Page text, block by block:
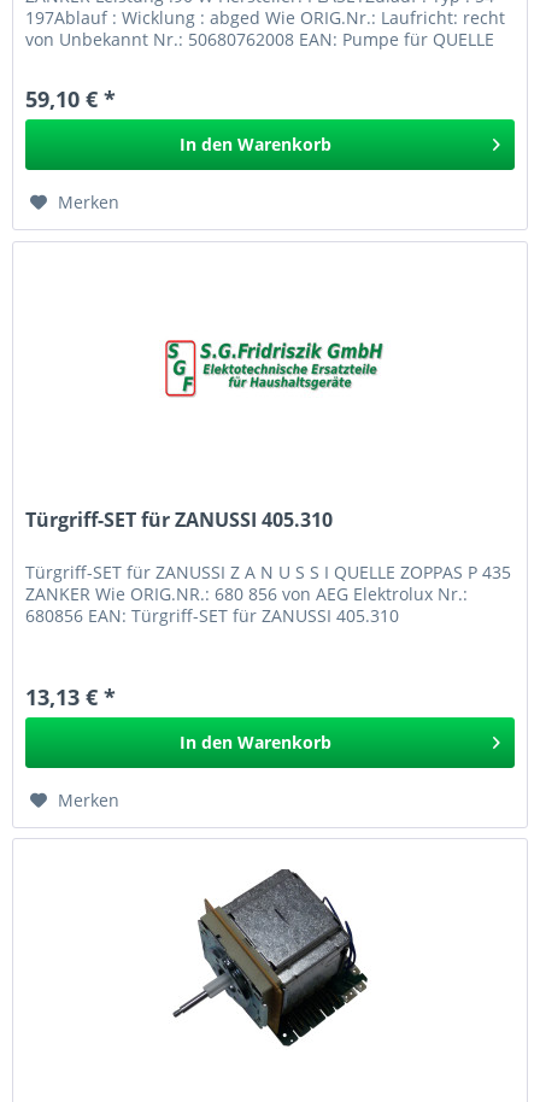
197Ablauf : Wicklung : abged Wie ORIG.Nr.: Laufricht: recht
von Unbekannt Nr.: 50680762008 EAN: Pumpe für QUELLE
59,10 € *
In den Warenkorb
Merken
Türgriff-SET für ZANUSSI 405.310
Türgriff-SET für ZANUSSI Z A N U S S I QUELLE ZOPPAS P 435
ZANKER Wie ORIG.NR.: 680 856 von AEG Elektrolux Nr.:
680856 EAN: Türgriff-SET für ZANUSSI 405.310
13,13 € *
In den Warenkorb
Merken